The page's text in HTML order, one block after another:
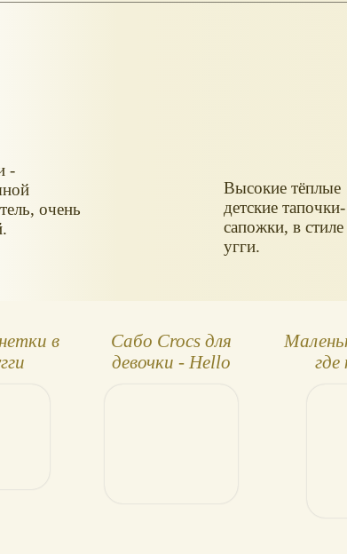
-
очень
Высокие тёплые
детские тапочки-
сапожки, в стиле
угги.
в
Сабо Crocs для
девочки - Hello
где